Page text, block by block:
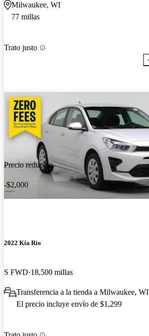
Milwaukee, WI
77 millas
Trato justo
Precio reducido
-$2,000
2022 Kia Rio
S FWD 18,500 millas
Transferencia a la tienda a Milwaukee, WI
El precio incluye envío de $1,299